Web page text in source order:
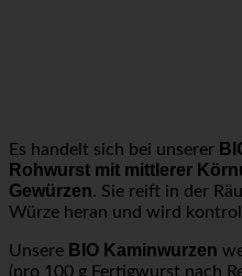
Es handelt sich bei unserer
Rohwurst mit mittlerer
Gewürzen. Sie reift in der
Würze heran und wird
Unsere BIO Kaminwurzen
(pro 100 g Fertigwurst nach